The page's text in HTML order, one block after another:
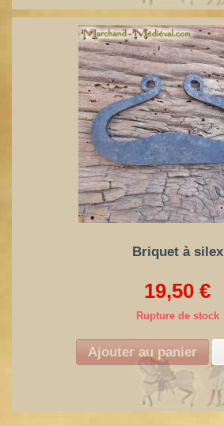
Briquet à silex
19,50 €
Rupture de stock
Ajouter au panier